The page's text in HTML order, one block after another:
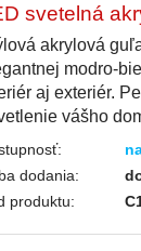
svetelná
akrylová
modro-
aj exteriér.
vášho
dodania:
produktu: